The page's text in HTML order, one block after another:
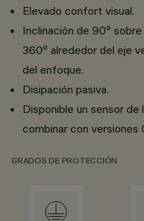
Elevado confort visual.
Inclinación de 90º
360º alrededor del eje
del enfoque.
Disipación pasiva.
Disponible un sensor de
combinar con versiones
GRADOS DE PROTECCIÓN